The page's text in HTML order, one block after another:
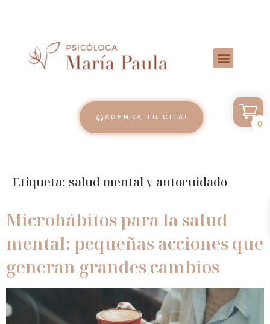
AGENDA TU CITA!
Etiqueta: salud mental y autocuidado
Microhábitos para la salud
mental: pequeñas acciones que
generan grandes cambios
0